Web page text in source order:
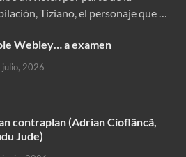
Tiziano, el personaje que …
Webley… a examen
julio, 2026
contraplan (Adrian Cioflâncã,
Jude)